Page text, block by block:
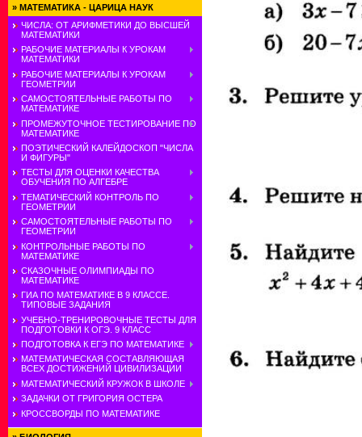
» МАТЕМАТИКА - ЦАРИЦА НАУК
ЧИСЛА: ОТ АРИФМЕТИКИ ДО ВЫСШЕЙ
МАТЕМАТИКИ
РАБОЧИЕ МАТЕРИАЛЫ К УРОКАМ
МАТЕМАТИКИ
РАБОЧИЕ МАТЕРИАЛЫ К УРОКАМ
ГЕОМЕТРИИ
САМОСТОЯТЕЛЬНЫЕ РАБОТЫ ПО
МАТЕМАТИКЕ
ПРОМЕЖУТОЧНОЕ ТЕСТИРОВАНИЕ ПО
МАТЕМАТИКЕ
ПОЭТИЧЕСКИЙ КАЛЕЙДОСКОП "ЧИСЛА
И ФИГУРЫ"
ТЕСТЫ ДЛЯ ОЦЕНКИ КАЧЕСТВА
ОБУЧЕНИЯ ПО АЛГЕБРЕ
ТЕМАТИЧЕСКИЙ КОНТРОЛЬ ПО
ГЕОМЕТРИИ
САМОСТОЯТЕЛЬНЫЕ РАБОТЫ ПО
ГЕОМЕТРИИ
КОНТРОЛЬНЫЕ РАБОТЫ ПО
МАТЕМАТИКЕ
СКАЗОЧНЫЕ ОЛИМПИАДЫ ПО
МАТЕМАТИКЕ
ГИА ПО МАТЕМАТИКЕ В 9 КЛАССЕ.
ТИПОВЫЕ ЗАДАНИЯ
УЧЕБНО-ТРЕНИРОВОЧНЫЕ ТЕСТЫ ДЛЯ
ПОДГОТОВКИ К ОГЭ. 9 КЛАСС
ПОДГОТОВКА К ЕГЭ ПО МАТЕМАТИКЕ
МАТЕМАТИЧЕСКАЯ СОСТАВЛЯЮЩАЯ
ВСЕХ ДОСТИЖЕНИЙ ЦИВИЛИЗАЦИИ
МАТЕМАТИЧЕСКИЙ КРУЖОК В ШКОЛЕ
ЗАДАЧКИ ОТ ГРИГОРИЯ ОСТЕРА
КРОССВОРДЫ ПО МАТЕМАТИКЕ